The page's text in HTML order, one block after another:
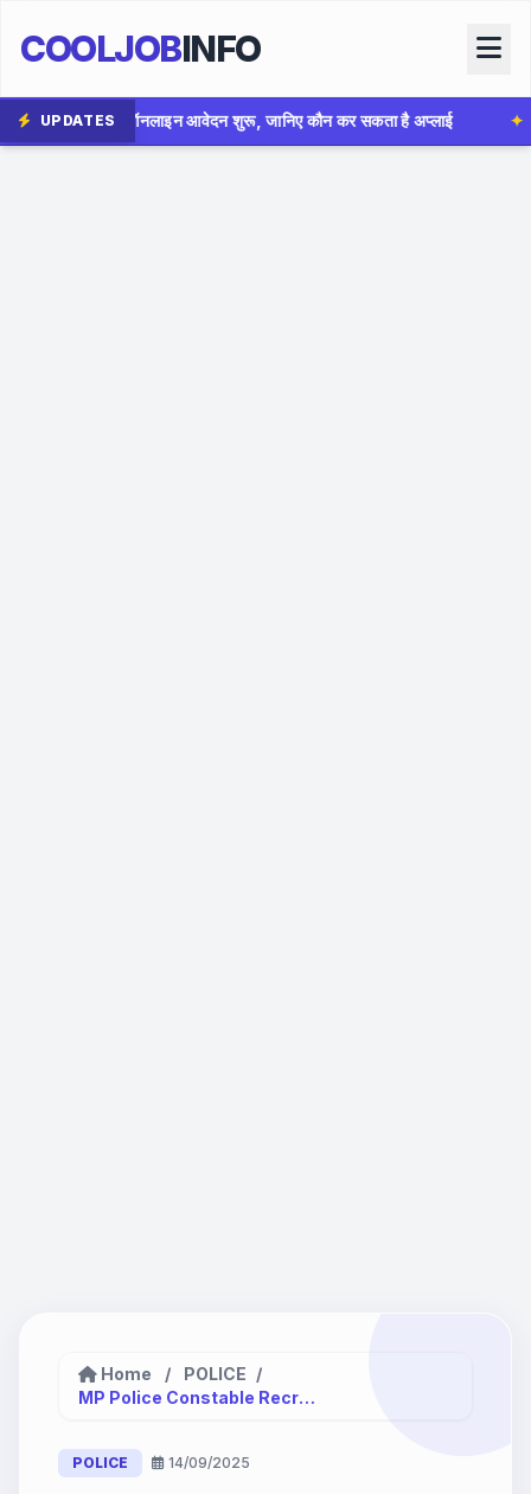
COOLJOBINFO
UPDATES
शुरू, जानिए कौन कर सकता है अप्लाई ✦ AIIMS Bhopal Group
Home / POLICE /
MP Police Constable Recruitment 2025...
POLICE 14/09/2025